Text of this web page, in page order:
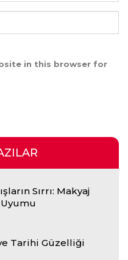
in this browser for
Sırrı: Makyaj
Tarihi Güzelliği